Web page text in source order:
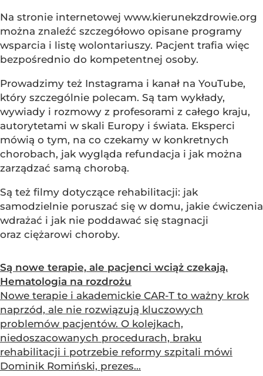
Na stronie internetowej www.kierunekzdrowie.org
można znaleźć szczegółowo opisane programy
wsparcia i listę wolontariuszy. Pacjent trafia więc
bezpośrednio do kompetentnej osoby.
Prowadzimy też Instagrama i kanał na YouTube,
który szczególnie polecam. Są tam wykłady,
wywiady i rozmowy z profesorami z całego kraju,
autorytetami w skali Europy i świata. Eksperci
mówią o tym, na co czekamy w konkretnych
chorobach, jak wygląda refundacja i jak można
zarządzać samą chorobą.
Są też filmy dotyczące rehabilitacji: jak
samodzielnie poruszać się w domu, jakie ćwiczenia
wdrażać i jak nie poddawać się stagnacji
oraz ciężarowi choroby.
Są nowe terapie, ale pacjenci wciąż czekają.
Hematologia na rozdrożu
Nowe terapie i akademickie CAR-T to ważny krok
naprzód, ale nie rozwiązują kluczowych
problemów pacjentów. O kolejkach,
niedoszacowanych procedurach, braku
rehabilitacji i potrzebie reformy szpitali mówi
Dominik Romiński, prezes...